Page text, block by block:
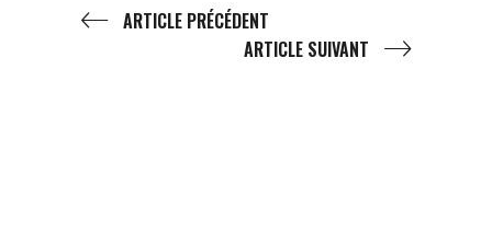
ARTICLE PRÉCÉDENT
ARTICLE SUIVANT